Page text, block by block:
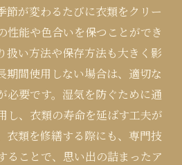
節が変わるたびに衣類をクリー
性能や色合いを保つことができ
扱い方法や保存方法も大きく影
期間使用しない場合は、適切な
必要です。湿気を防ぐために通
し、衣類の寿命を延ばす工夫が
衣類を修繕する際にも、専門技
ることで、思い出の詰まったア